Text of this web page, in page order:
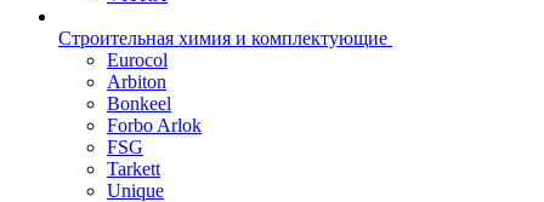
Строительная химия и комплектующие
Eurocol
Arbiton
Bonkeel
Forbo Arlok
FSG
Tarkett
Unique